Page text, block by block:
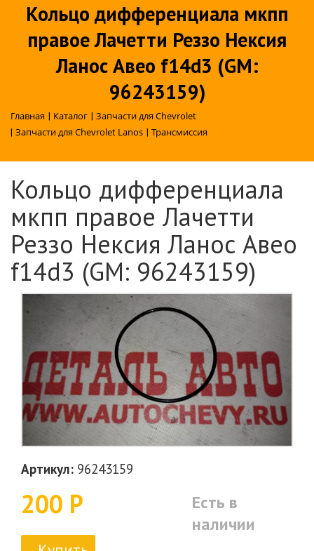
Кольцо дифференциала мкпп
правое Лачетти Реззо Нексия
Ланос Авео f14d3 (GM:
96243159)
Главная | Каталог | Запчасти для Chevrolet
| Запчасти для Chevrolet Lanos | Трансмиссия
Кольцо дифференциала
мкпп правое Лачетти
Реззо Нексия Ланос Авео
f14d3 (GM: 96243159)
Артикул: 96243159
200 Р
Есть в
наличии